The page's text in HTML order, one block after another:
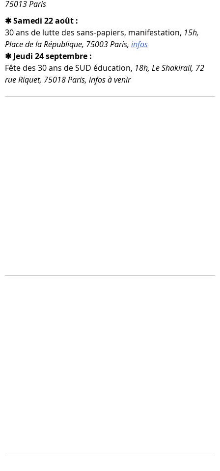
75013 Paris
✱ Samedi 22 août :
30 ans de lutte des sans-​papiers, mani­fes­ta­tion, 15h,
Place de la République, 75003 Paris, infos
✱ Jeudi 24 septembre :
Fête des 30 ans de SUD édu­ca­tion, 18h, Le Shakirail, 72
rue Riquet, 75018 Paris, infos à venir